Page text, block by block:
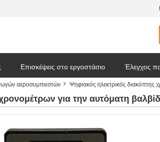
Επισκέψεις στο εργοστάσιο Έλεγχος
Ειδήσεις επιχείρησης
αεροσυμπιεστών Ψηφιακός ηλεκτρικός διακόπτης
για την αυτόματη